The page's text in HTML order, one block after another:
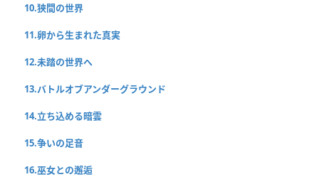
10.狭間の世界
11.卵から生まれた真実
12.未踏の世界へ
13.バトルオブアンダーグラウンド
14.立ち込める暗雲
15.争いの足音
16.巫女との邂逅